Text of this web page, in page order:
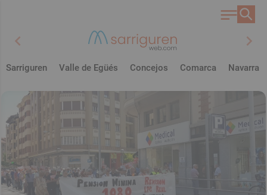
chevron_left chevron_right
Sarriguren Valle de Egüés Concejos Comarca Navarra